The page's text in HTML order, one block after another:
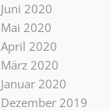
Juni 2020
Mai 2020
April 2020
März 2020
Januar 2020
Dezember 2019